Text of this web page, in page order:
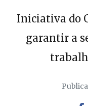
Iniciativa do
garantir a